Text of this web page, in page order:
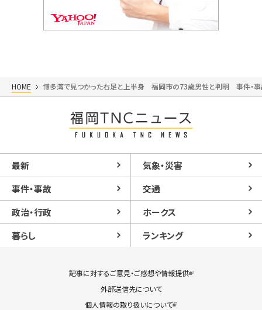
HOME 博多湾で見つかった右足と上半身 福岡市の73歳男性と判明 事件・
最新
気象・災害
事件・事故
交通
政治・行政
ホークス
暮らし
ランキング
記事に対するご意見・ご感想や情報提供
外部送信先について
個人情報の取り扱いについて